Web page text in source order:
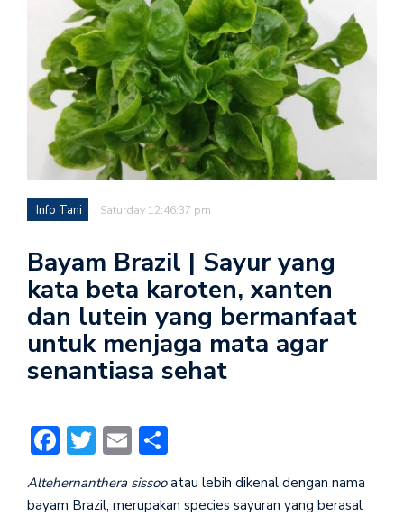
Info Tani Saturday 12:46:37 pm
Bayam Brazil | Sayur yang
kata beta karoten, xanten
dan lutein yang bermanfaat
untuk menjaga mata agar
senantiasa sehat
Facebook
Twitter
Email
Altehernanthera sissooatau lebih dikenal dengan nama
bayam Brazil, merupakan species sayuran yang berasal